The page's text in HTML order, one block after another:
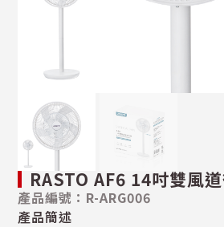
RASTO AF6 14吋雙風
產品編號：R-ARG006
產品簡述